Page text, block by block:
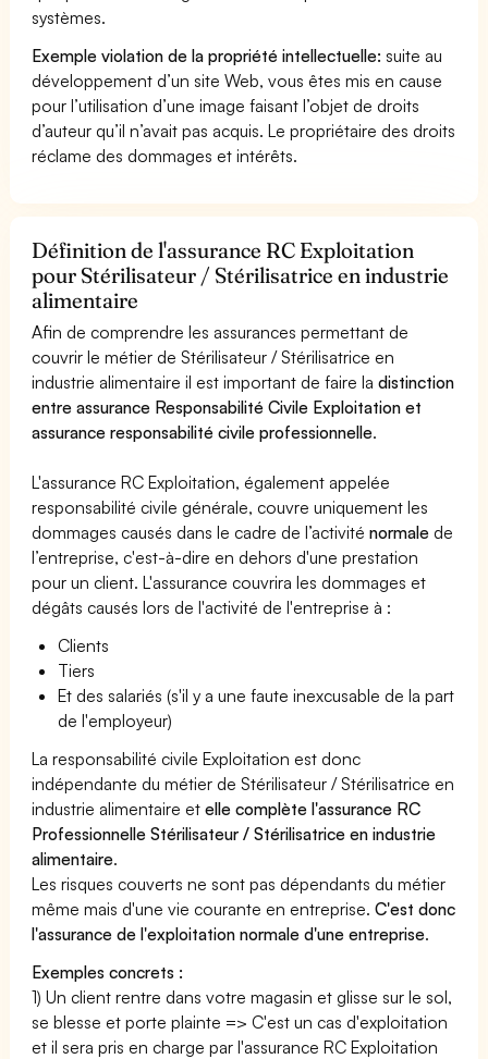
systèmes.
Exemple violation de la propriété intellectuelle: suite au
développement d’un site Web, vous êtes mis en cause
pour l’utilisation d’une image faisant l’objet de droits
d’auteur qu’il n’avait pas acquis. Le propriétaire des droits
réclame des dommages et intérêts.
Définition de l'assurance RC Exploitation
pour Stérilisateur / Stérilisatrice en industrie
alimentaire
Afin de comprendre les assurances permettant de
couvrir le métier de Stérilisateur / Stérilisatrice en
industrie alimentaire il est important de faire ladistinction
entre assurance Responsabilité Civile Exploitation et
assurance responsabilité civile professionnelle.
L'assurance RC Exploitation, également appelée
responsabilité civile générale, couvre uniquement les
dommages causés dans le cadre de l’activiténormale de
l’entreprise, c'est-à-dire en dehors d'une prestation
pour un client. L'assurance couvrira les dommages et
dégâts causés lors de l'activité de l'entreprise à :
Clients
Tiers
Et des salariés (s'il y a une faute inexcusable de la part
de l'employeur)
La responsabilité civile Exploitation est donc
indépendante du métier de Stérilisateur / Stérilisatrice en
industrie alimentaire etelle complète l'assurance RC
Professionnelle Stérilisateur / Stérilisatrice en industrie
alimentaire.
Les risques couverts ne sont pas dépendants du métier
même mais d'une vie courante en entreprise.C'est donc
l'assurance de l'exploitation normale d'une entreprise.
Exemples concrets :
1) Un client rentre dans votre magasin et glisse sur le sol,
se blesse et porte plainte => C'est un cas d'exploitation
et il sera pris en charge par l'assurance RC Exploitation